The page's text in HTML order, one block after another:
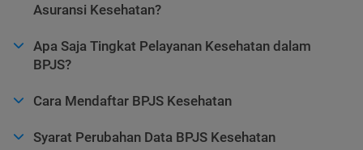
Asuransi Kesehatan?
Apa Saja Tingkat Pelayanan Kesehatan dalam
BPJS?
Cara Mendaftar BPJS Kesehatan
Syarat Perubahan Data BPJS Kesehatan